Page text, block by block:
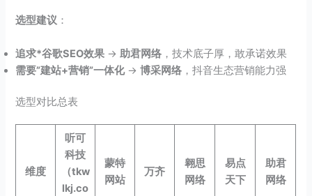
选型建议 ：
追求*谷歌SEO效果 → 助君网络 ，技术底子厚，敢承诺效果
需要”建站+营销”一体化→博采网络 ，抖音生态营销能力强
选型对比总表
维度
听可
科技
（tkw
lkj.co
蒙特
网站
万齐
翱思
网络
易点
天下
助君
网络